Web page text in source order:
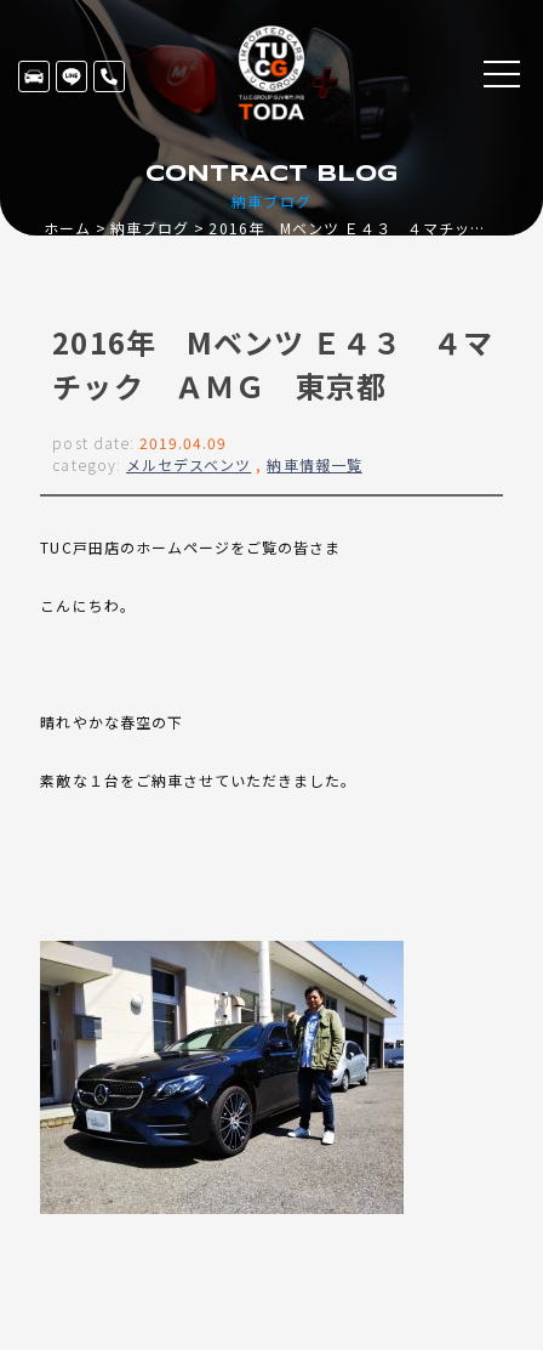
納車ブログ
CONTRACT BLOG
ホーム 納車ブログ 2016年 Mベンツ Ｅ４３ ４マチック ＡＭＧ 東京都
2016年 Mベンツ Ｅ４３ ４マ
チック ＡＭＧ 東京都
post date: 2019.04.09
categoy: メルセデスベンツ ,納車情報一覧
TUC戸田店のホームページをご覧の皆さま
こんにちわ。
晴れやかな春空の下
素敵な１台をご納車させていただきました。